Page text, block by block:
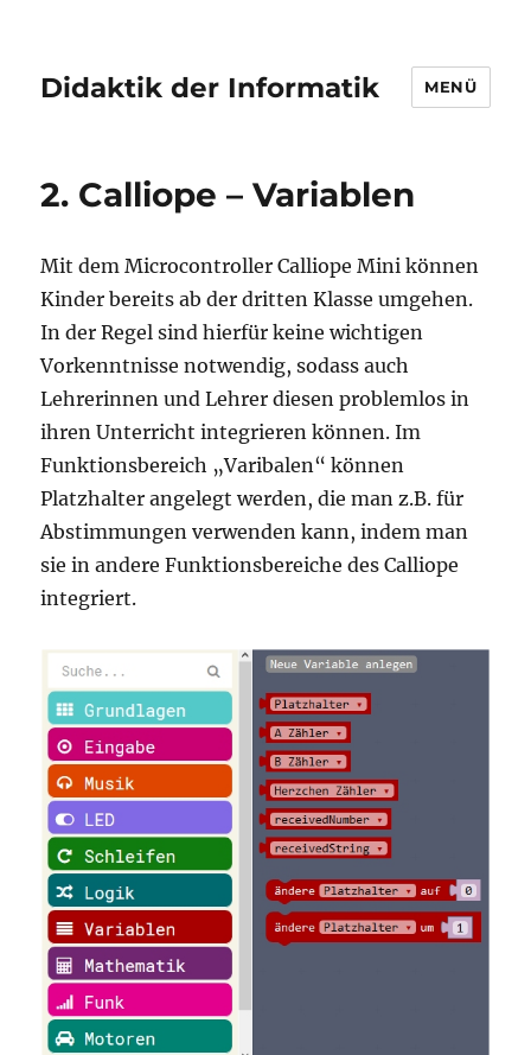
Didaktik der Informatik MENÜ
2. Calliope – Variablen
Mit dem Microcontroller Calliope Mini können
Kinder bereits ab der dritten Klasse umgehen.
In der Regel sind hierfür keine wichtigen
Vorkenntnisse notwendig, sodass auch
Lehrerinnen und Lehrer diesen problemlos in
ihren Unterricht integrieren können. Im
Funktionsbereich „Varibalen“ können
Platzhalter angelegt werden, die man z.B. für
Abstimmungen verwenden kann, indem man
sie in andere Funktionsbereiche des Calliope
integriert.